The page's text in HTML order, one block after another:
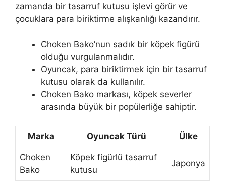
zamanda bir tasarruf kutusu işlevi görür ve
çocuklara para biriktirme alışkanlığı kazandırır.
Choken Bako’nun sadık bir köpek figürü
olduğu vurgulanmalıdır.
Oyuncak, para biriktirmek için bir tasarruf
kutusu olarak da kullanılır.
Choken Bako markası, köpek severler
arasında büyük bir popülerliğe sahiptir.
Marka Oyuncak Türü Ülke
Choken
Bako
Köpek figürlü tasarruf
kutusu
Japonya